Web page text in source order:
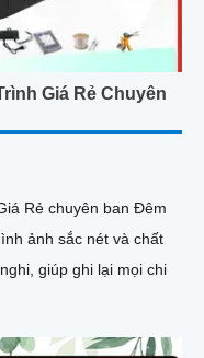
Giá Rẻ Chuyên
Rẻ chuyên ban Đêm
ảnh sắc nét và chất